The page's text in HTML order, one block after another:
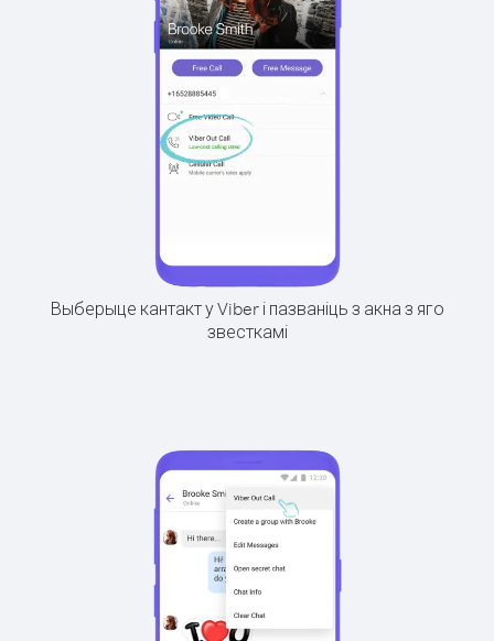
Выберыце кантакт у Viber і пазваніць з акна з яго
звесткамі